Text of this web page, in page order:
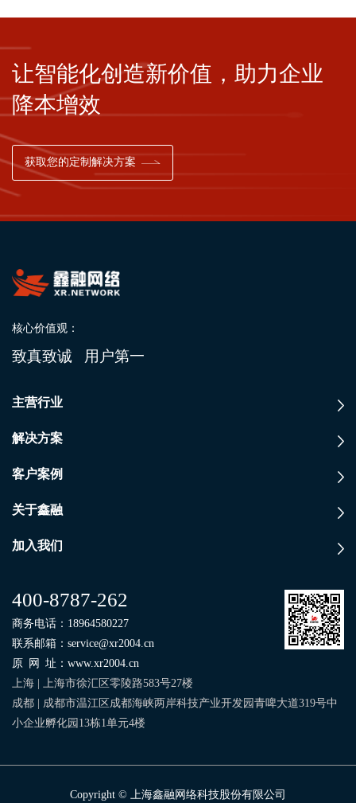
让智能化创造新价值，助力企业
降本增效
获取您的定制解决方案
核心价值观：
致真致诚 用户第一
主营行业
解决方案
客户案例
关于鑫融
加入我们
400-8787-262
商务电话： 18964580227
联系邮箱： service@xr2004.cn
原网址： www.xr2004.cn
上海 | 上海市徐汇区零陵路583号27楼
成都 | 成都市温江区成都海峡两岸科技产业开发园青啤大道319号中
小企业孵化园13栋1单元4楼
Copyright © 上海鑫融网络科技股份有限公司